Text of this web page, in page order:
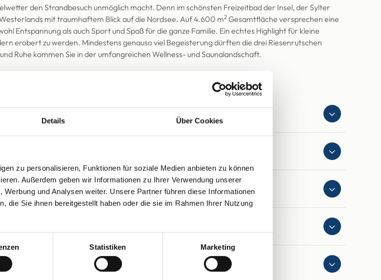
Details Über Cookies
zu personalisieren, Funktionen für soziale Medien anbieten zu können
Außerdem geben wir Informationen zu Ihrer Verwendung unserer
und Analysen weiter. Unsere Partner führen diese Informationen
die Sie ihnen bereitgestellt haben oder die sie im Rahmen Ihrer Nutzung
Statistiken Marketing
den Strandbesuch unmöglich macht. Denn im schönsten Freizeitbad der Insel, der Sylter
mit traumhaftem Blick auf die Nordsee. Auf 4.600 m2 Gesamtfläche versprechen eine
Entspannung als auch Sport und Spaß für die ganze Familie. Ein echtes Highlight für kleine
erobert zu werden. Mindestens genauso viel Begeisterung dürften die drei Riesenrutschen
Ruhe kommen Sie in der umfangreichen Wellness- und Saunalandschaft.